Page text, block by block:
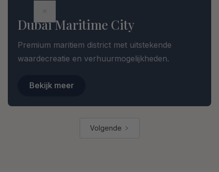
Dubai Maritime City
Premium maritiem district met uitstekende
waardecreatie en verhuurmogelijkheden.
Bekijk meer
Volgende